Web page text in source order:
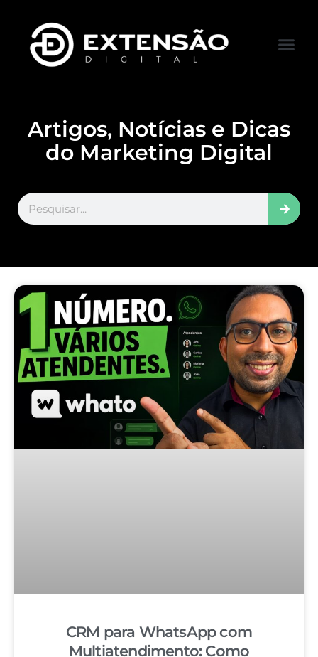
Artigos, Notícias e Dicas
do Marketing Digital
CRM para WhatsApp com
Multiatendimento: Como